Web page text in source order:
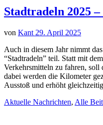
Stadtradeln 2025 –
von Kant 29. April 2025
Auch in diesem Jahr nimmt
“Stadtradeln” teil. Statt mit
Verkehrsmitteln zu fahren, soll
dabei werden die Kilometer
Ausstoß und erhöht
Aktuelle Nachrichten, Alle